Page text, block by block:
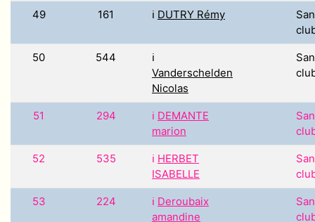
49 161 ℹ️ DUTRY Rémy
50 544
ℹ️
Vanderschelden
Nicolas
51 294 ℹ️ DEMANTE
marion
52 535 ℹ️ HERBET
ISABELLE
53 224 ℹ️ Deroubaix
amandine